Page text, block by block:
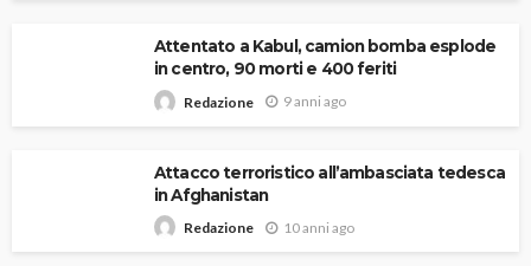
Attentato a Kabul, camion bomba esplode
in centro, 90 morti e 400 feriti
Redazione 9 anni ago
Attacco terroristico all’ambasciata tedesca
in Afghanistan
Redazione 10 anni ago